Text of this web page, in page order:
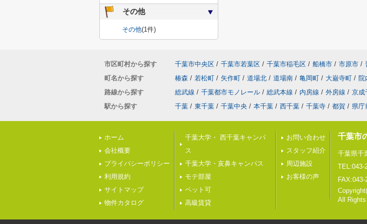
その他
その他(1件)
市区町村から探す 千葉市中央区 / 千葉市若葉区 / 千葉市稲毛区 / 船橋市 / 市原市 /
町名から探す
椿森 / 若松町 / 矢作町 / 道場北 / 道場南 / 亀岡町 / 大巌寺町 / 院
路線から探す
総武線 / 千葉都市モノレール / 総武本線 / 内房線 / 外房線 / 京成
駅から探す
千葉 / 東千葉 / 千葉中央 / 本千葉 / 西千葉 / 千葉寺 / 都賀 / 県庁
ホーム
会社概要
プライバシーポリシー
利用規約
サイトマップ
物件カタログ
千葉大学・ 西千葉キャンパ
ス
千葉大学・亥鼻キャンパス
モテ部屋
ペット可
高級賃貸
お問い合わせ
スタッフ紹介
周辺施設
お客様の声
千葉市
千葉県千
TEL:043-
FAX:043-
All